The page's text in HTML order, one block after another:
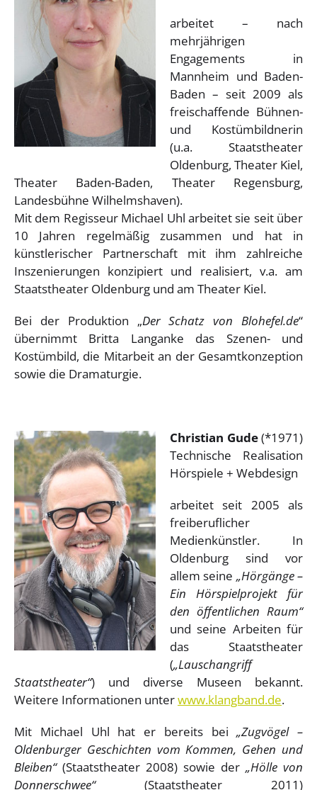
arbeitet – nach
mehrjährigen
Engagements in
Mannheim und Baden-
Baden – seit 2009 als
freischaffende Bühnen-
und Kostümbildnerin
(u.a. Staatstheater
Oldenburg, Theater Kiel,
Theater Baden-Baden, Theater Regensburg,
Landesbühne Wilhelmshaven).
Mit dem Regisseur Michael Uhl arbeitet sie seit über
10 Jahren regelmäßig zusammen und hat in
künstlerischer Partnerschaft mit ihm zahlreiche
Inszenierungen konzipiert und realisiert, v.a. am
Staatstheater Oldenburg und am Theater Kiel.
Bei der Produktion „Der Schatz von Blohefel.de“
übernimmt Britta Langanke das Szenen- und
Kostümbild, die Mitarbeit an der Gesamtkonzeption
sowie die Dramaturgie.
Christian Gude(*1971)
Technische Realisation
Hörspiele + Webdesign
arbeitet seit 2005 als
freiberuflicher
Medienkünstler. In
Oldenburg sind vor
allem seine „Hörgänge –
Ein Hörspielprojekt für
den öffentlichen Raum“
und seine Arbeiten für
das Staatstheater
(„Lauschangriff
Staatstheater“) und diverse Museen bekannt.
Weitere Informationen unterwww.klangband.de.
Mit Michael Uhl hat er bereits bei„Zugvögel –
Oldenburger Geschichten vom Kommen, Gehen und
Bleiben“(Staatstheater 2008) sowie der „Hölle von
Donnerschwee“(Staatstheater 2011)